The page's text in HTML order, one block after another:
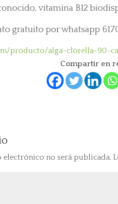
vitamina B12
gratuito por whatsapp
producto/alga-clorella-90-
Compartir en
no será publicada.